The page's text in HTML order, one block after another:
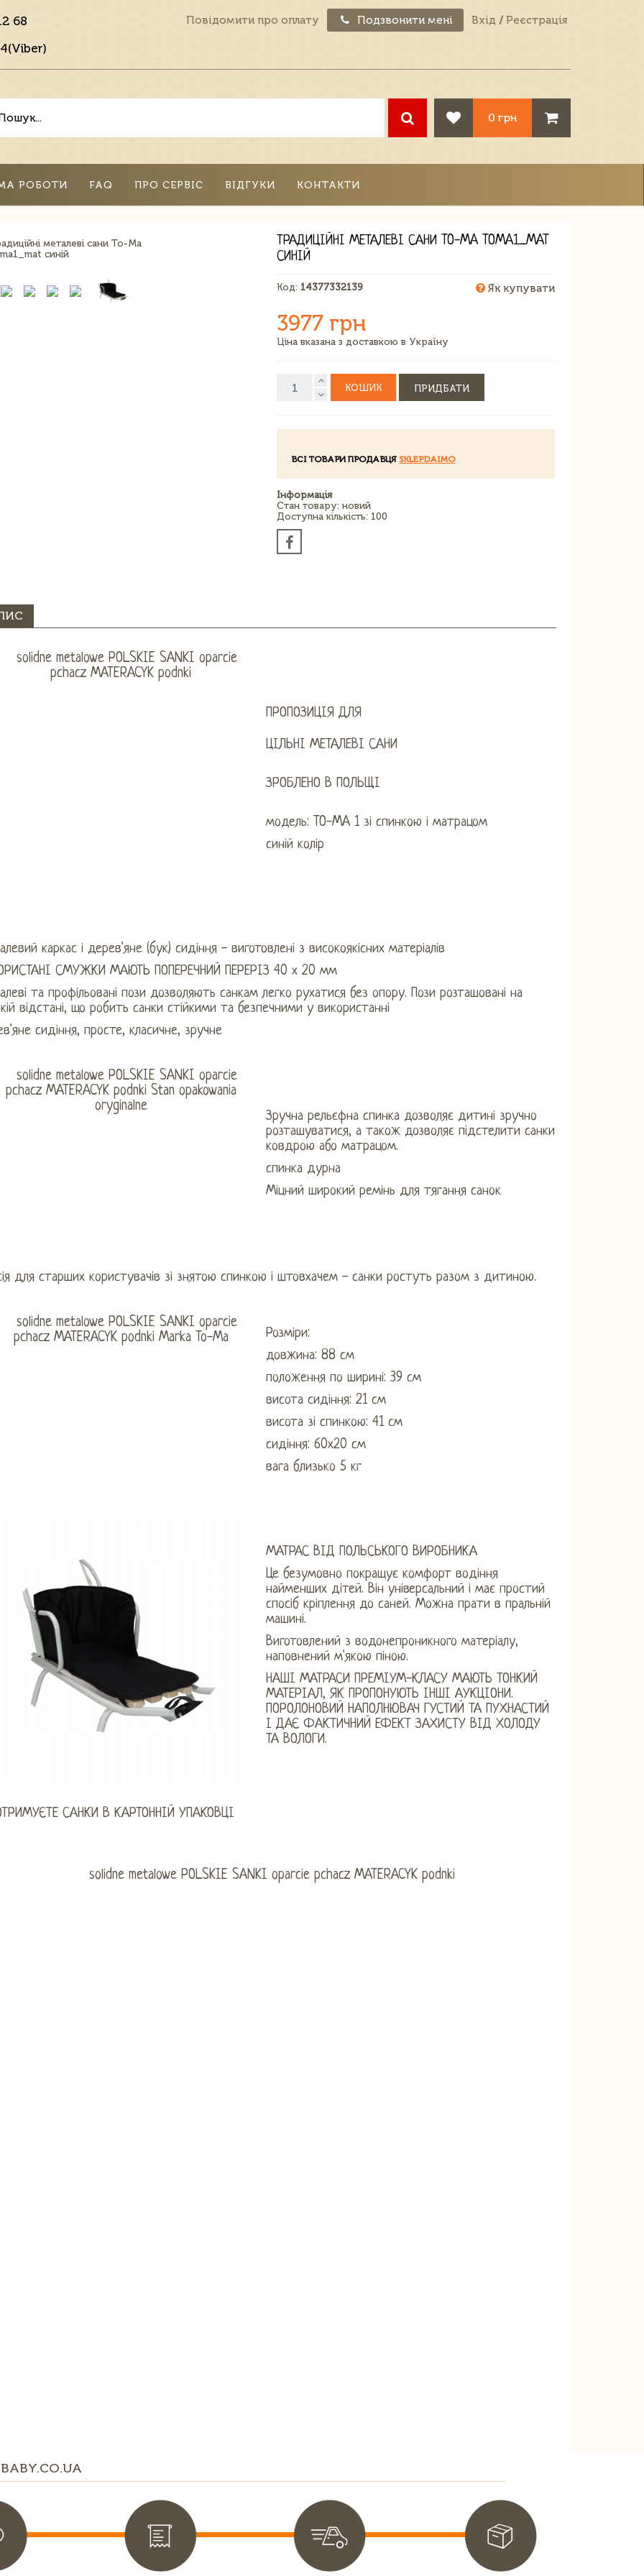
68
Повідомити про оплату Подзвонити мені Вхід / Реєстрація
0 грн
РОБОТИ FAQ ПРО СЕРВІС ВІДГУКИ КОНТАКТИ
ТРАДИЦІЙНІ МЕТАЛЕВІ САНИ TO-MA TOMA1_MAT
СИНІЙ
Код: 14377332139 Як купувати
3977 грн
Ціна вказана з доставкою в Україну
КОШИК ПРИДБАТИ
ВСІ ТОВАРИ ПРОДАВЦЯSKLEPDAIMO
Інформація
Стан товару: новий
Доступна кількість: 100
ПРОПОЗИЦІЯ ДЛЯ
ЦІЛЬНІ МЕТАЛЕВІ САНИ
ЗРОБЛЕНО В ПОЛЬЩІ
модель: TO-MA 1 зі спинкою і матрацом
синій колір
каркас і дерев'яне (бук) сидіння - виготовлені з високоякісних матеріалів
СМУЖКИ МАЮТЬ ПОПЕРЕЧНИЙ ПЕРЕРІЗ 40 х 20 мм
та профільовані пози дозволяють санкам легко рухатися без опору. Пози розташовані на
відстані, що робить санки стійкими та безпечними у використанні
сидіння, просте, класичне, зручне
Зручна рельєфна спинка дозволяє дитині зручно
розташуватися, а також дозволяє підстелити санки
ковдрою або матрацом.
спинка дурна
Міцний широкий ремінь для тягання санок
для старших користувачів зі знятою спинкою і штовхачем - санки ростуть разом з дитиною.
Розміри:
довжина: 88 см
положення по ширині: 39 см
висота сидіння: 21 см
висота зі спинкою: 41 см
сидіння: 60х20 см
вага близько 5 кг
МАТРАС ВІД ПОЛЬСЬКОГО ВИРОБНИКА
Це безумовно покращує комфорт водіння
найменших дітей. Він універсальний і має простий
спосіб кріплення до саней. Можна прати в пральній
машині.
Виготовлений з водонепроникного матеріалу,
наповнений м'якою піною.
НАШІ МАТРАСИ ПРЕМІУМ-КЛАСУ МАЮТЬ ТОНКИЙ
МАТЕРІАЛ, ЯК ПРОПОНУЮТЬ ІНШІ АУКЦІОНИ.
ПОРОЛОНОВИЙ НАПОЛНЮВАЧ ГУСТИЙ ТА ПУХНАСТИЙ
І ДАЄ ФАКТИЧНИЙ ЕФЕКТ ЗАХИСТУ ВІД ХОЛОДУ
ТА ВОЛОГИ.
САНКИ В КАРТОННІЙ УПАКОВЦІ